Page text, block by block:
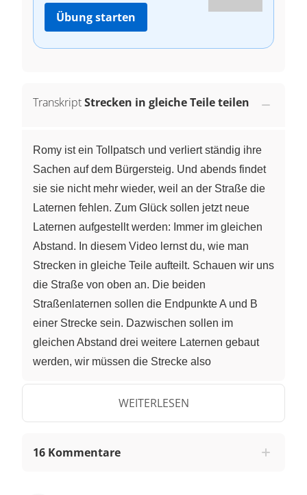
Übung starten
TranskriptStrecken in gleiche Teile teilen
Romy ist ein Tollpatsch und verliert ständig ihre
Sachen auf dem Bürgersteig. Und abends findet
sie sie nicht mehr wieder, weil an der Straße die
Laternen fehlen. Zum Glück sollen jetzt neue
Laternen aufgestellt werden: Immer im gleichen
Abstand. In diesem Video lernst du, wie man
Strecken in gleiche Teile aufteilt. Schauen wir uns
die Straße von oben an. Die beiden
Straßenlaternen sollen die Endpunkte A und B
einer Strecke sein. Dazwischen sollen im
gleichen Abstand drei weitere Laternen gebaut
werden, wir müssen die Strecke also
Dazu lernst du jetzt eine Konstruktion kennen, mit
der die Aufteilung einer Strecke in eine bestimmte
benötigen einen Hilfsstrahl, der in einem der
WEITERLESEN
16 Kommentare